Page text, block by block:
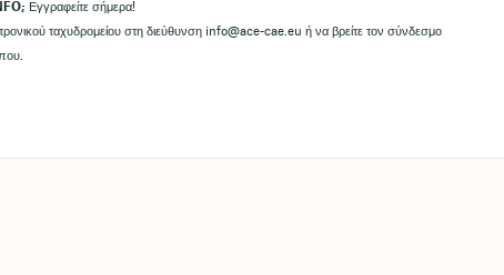
Εγγραφείτε σήμερα!
ταχυδρομείου στη διεύθυνση info@ace-cae.eu ή να βρείτε τον σύνδεσμο